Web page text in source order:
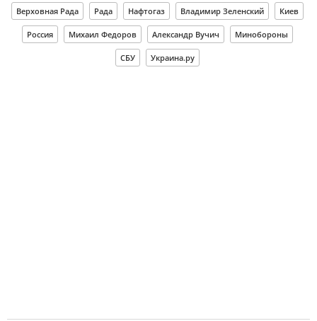
Верховная Рада Рада Нафтогаз Владимир Зеленский Киев
Россия Михаил Федоров Александр Вучич Минобороны
СБУ Украина.ру